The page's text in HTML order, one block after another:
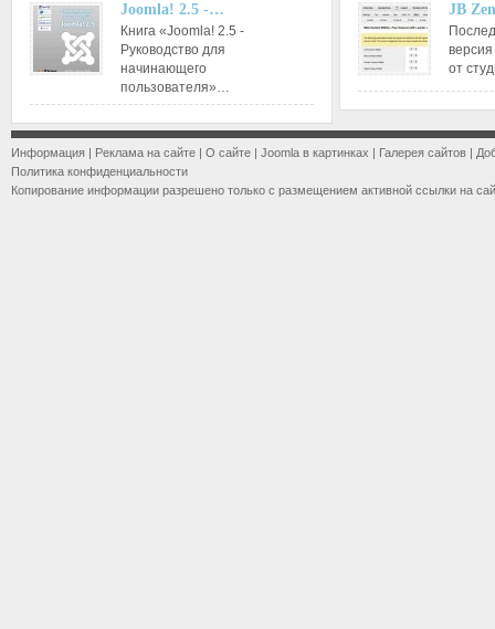
Joomla! 2.5 -…
Книга «Joomla! 2.5 -
Руководство для
начинающего
пользователя»…
JB
от
Информация | Реклама на сайте | О сайте | Joomla в картинках | Галерея сайтов |
Политика конфиденциальности
Копирование информации разрешено только с размещением активной ссылки на